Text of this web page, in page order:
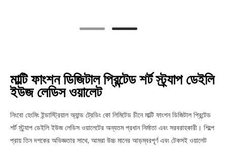
মাল্টি ফাংশন ডিজিটাল প্রিন্টেড শর্ট স্ট্র্যাপ ডেইলি
ইউজ লেডিস ওয়ালেট
নিংবো হেংমিং ইন্ডাস্ট্রিয়াল অ্যান্ড ট্রেডিং কো লিমিটেড চীনে মাল্টি ফাংশন ডিজিটাল প্রিন্টেড
শর্ট স্ট্র্যাপ ডেইলি ইউজ লেডিস ওয়ালেটের অন্যতম প্রধান নির্মাতা এবং সরবরাহকারী। শিল্পে
প্রায় তিন দশকের অভিজ্ঞতার সাথে, আমরা উচ্চ মানের আড়ম্বরপূর্ণ এবং টেকসই ওয়ালেট